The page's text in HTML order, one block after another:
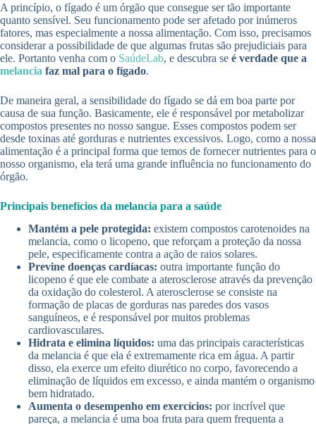
A princípio, o fígado é um órgão que consegue ser tão importante
quanto sensível. Seu funcionamento pode ser afetado por inúmeros
fatores, mas especialmente a nossa alimentação. Com isso, precisamos
considerar a possibilidade de que algumas frutas são prejudiciais para
ele. Portanto venha com o SaúdeLab, e descubra se é verdade que a
melancia faz mal para o fígado.
De maneira geral, a sensibilidade do fígado se dá em boa parte por
causa de sua função. Basicamente, ele é responsável por metabolizar
compostos presentes no nosso sangue. Esses compostos podem ser
desde toxinas até gorduras e nutrientes excessivos. Logo, como a nossa
alimentação é a principal forma que temos de fornecer nutrientes para o
nosso organismo, ela terá uma grande influência no funcionamento do
órgão.
Principais benefícios da melancia para a saúde
Mantém a pele protegida: existem compostos carotenoides na
melancia, como o licopeno, que reforçam a proteção da nossa
pele, especificamente contra a ação de raios solares.
Previne doenças cardíacas: outra importante função do
licopeno é que ele combate a aterosclerose através da prevenção
da oxidação do colesterol. A aterosclerose se consiste na
formação de placas de gorduras nas paredes dos vasos
sanguíneos, e é responsável por muitos problemas
cardiovasculares.
Hidrata e elimina líquidos: uma das principais características
da melancia é que ela é extremamente rica em água. A partir
disso, ela exerce um efeito diurético no corpo, favorecendo a
eliminação de líquidos em excesso, e ainda mantém o organismo
bem hidratado.
Aumenta o desempenho em exercícios: por incrível que
pareça, a melancia é uma boa fruta para quem frequenta a